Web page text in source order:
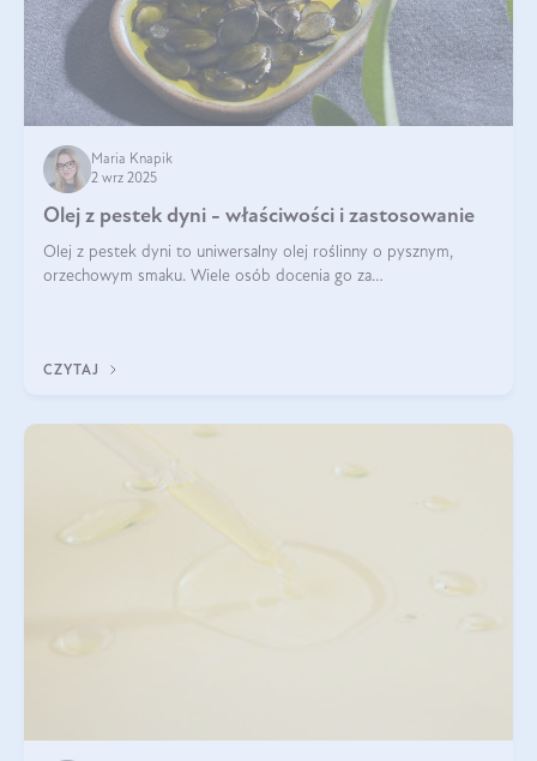
Maria Knapik
2 wrz 2025
Olej z pestek dyni - właściwości i zastosowanie
Olej z pestek dyni to uniwersalny olej roślinny o pysznym,
orzechowym smaku. Wiele osób docenia go za
CZYTAJ